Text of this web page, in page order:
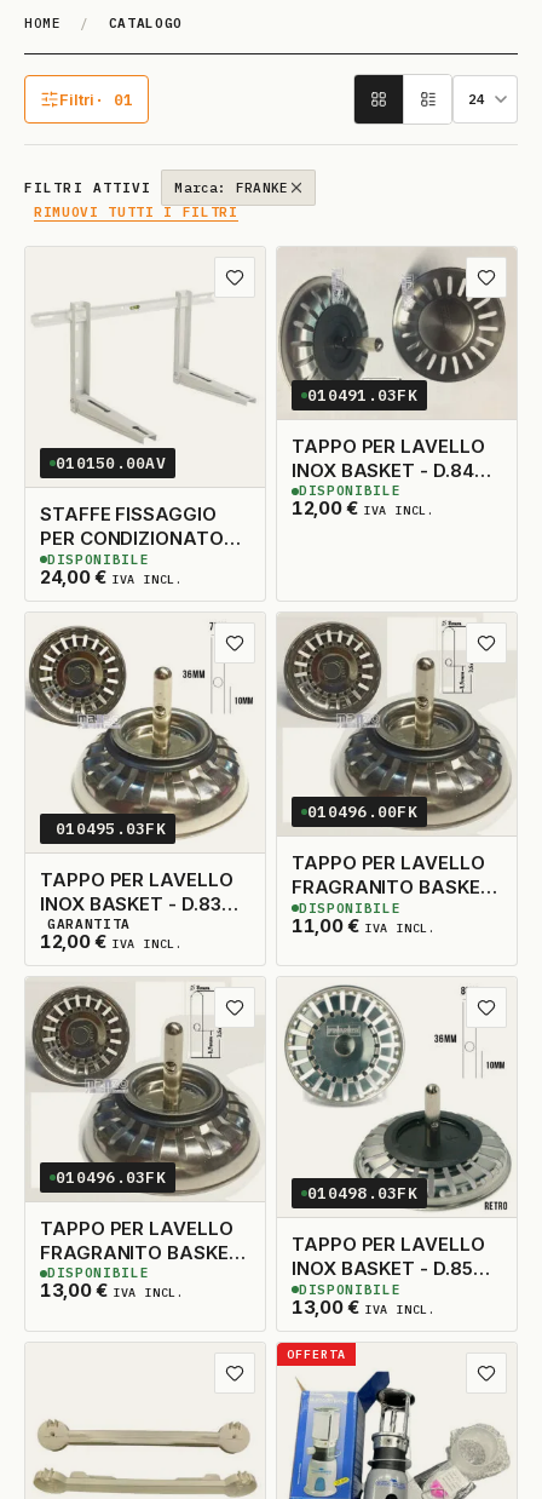
HOME / CATALOGO
Catalogo
Filtri · 01
1 filtro attivo
FILTRI ATTIVI
Marca: FRANKE
RIMUOVI TUTTI I FILTRI
Aggiungi ai preferiti
010150.00AV
STAFFE FISSAGGIO
PER CONDIZIONATORE
120KG
24,00€ IVA INCL.
2DISPONIBILI
DISPONIBILE
010491.03FK
TAPPO PER LAVELLO
INOX BASKET - D.84
ORIGINALE
12,00€ IVA INCL.
2DISPONIBILI
DISPONIBILE
Aggiungi ai preferiti
010495.03FK
TAPPO PER LAVELLO
INOX BASKET - D.83
ORIGINALE
12,00€ IVA INCL.
3DISPONIBILI
GARANTITA
010496.00FK
TAPPO PER LAVELLO
FRAGRANITO BASKET
- D.83 ORIGINALE
11,00€ IVA INCL.
3DISPONIBILI
DISPONIBILE
Aggiungi ai preferiti
010496.03FK
TAPPO PER LAVELLO
FRAGRANITO BASKET
- D.83 ORIGINALE
13,00€ IVA INCL.
3DISPONIBILI
DISPONIBILE
010498.03FK
TAPPO PER LAVELLO
INOX BASKET - D.85
ORIGINALE
13,00€ IVA INCL.
5DISPONIBILI
DISPONIBILE
Aggiungi ai preferiti
OFFERTA